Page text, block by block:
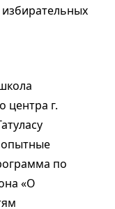
центра г.
опытные
по
«О